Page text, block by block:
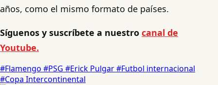
años, como el mismo formato de países.
Síguenos y suscríbete a nuestro canal de
Youtube.
#Flamengo #PSG #Erick Pulgar#Futbol internacional
#Copa Intercontinental